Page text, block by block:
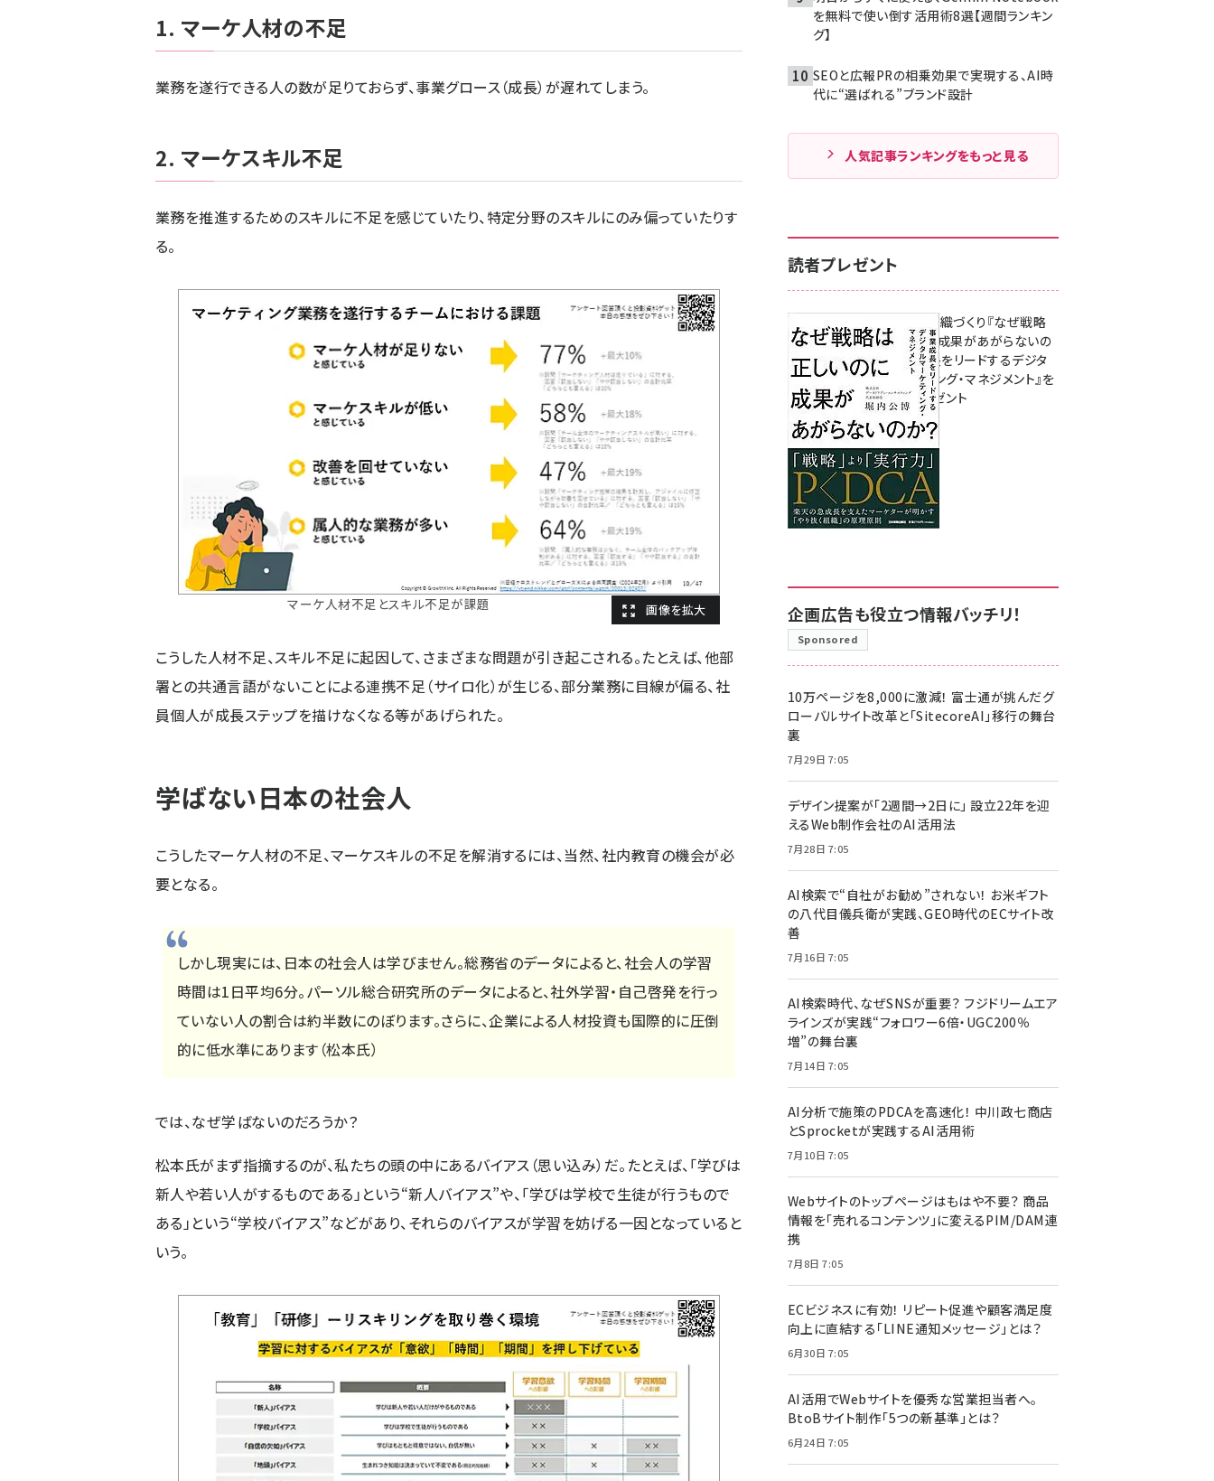
1. マーケ人材の不足
業務を遂行できる人の数が足りておらず、事業グロース（成長）が遅れてしまう。
2. マーケスキル不足
業務を推進するためのスキルに不足を感じていたり、特定分野のスキルにのみ偏っていたりす
る。
マーケ人材不足とスキル不足が課題
こうした人材不足、スキル不足に起因して、さまざまな問題が引き起こされる。たとえば、他部
署との共通言語がないことによる連携不足（サイロ化）が生じる、部分業務に目線が偏る、社
員個人が成長ステップを描けなくなる等があげられた。
学ばない日本の社会人
こうしたマーケ人材の不足、マーケスキルの不足を解消するには、当然、社内教育の機会が必
要となる。
しかし現実には、日本の社会人は学びません。総務省のデータによると、社会人の学習
時間は1日平均6分。パーソル総合研究所のデータによると、社外学習・自己啓発を行っ
ていない人の割合は約半数にのぼります。さらに、企業による人材投資も国際的に圧倒
的に低水準にあります（松本氏）
では、なぜ学ばないのだろうか？
松本氏がまず指摘するのが、私たちの頭の中にあるバイアス（思い込み）だ。たとえば、「学びは
新人や若い人がするものである」という“新人バイアス”や、「学びは学校で生徒が行うもので
ある」という“学校バイアス”などがあり、それらのバイアスが学習を妨げる一因となっていると
いう。
を無料で使い倒す活用術8選【週間ランキン
グ】
SEOと広報PRの相乗効果で実現する、AI時
代に“選ばれる”ブランド設計
人気記事ランキングをもっと見る
読者プレゼント
成果を生む組織づくり『なぜ戦略
は正しいのに成果があがらないの
か？ 事業成長をリードするデジタ
ルマーケティング・マネジメント』を
3名様にプレゼント
8月7日 10:00
企画広告も役立つ情報バッチリ！
Sponsored
10万ページを8,000に激減！ 富士通が挑んだグ
ローバルサイト改革と「SitecoreAI」移行の舞台
裏
7月29日 7:05
デザイン提案が「2週間→2日に」 設立22年を迎
えるWeb制作会社のAI活用法
7月28日 7:05
AI検索で“自社がお勧め”されない！ お米ギフト
の八代目儀兵衛が実践、GEO時代のECサイト改
善
7月16日 7:05
AI検索時代、なぜSNSが重要？ フジドリームエア
ラインズが実践“フォロワー6倍・UGC200％
増”の舞台裏
7月14日 7:05
AI分析で施策のPDCAを高速化！ 中川政七商店
とSprocketが実践するAI活用術
7月10日 7:05
Webサイトのトップページはもはや不要？ 商品
情報を「売れるコンテンツ」に変えるPIM/DAM連
携
7月8日 7:05
ECビジネスに有効！ リピート促進や顧客満足度
向上に直結する「LINE通知メッセージ」とは？
6月30日 7:05
AI活用でWebサイトを優秀な営業担当者へ。
BtoBサイト制作「5つの新基準」とは？
6月24日 7:05